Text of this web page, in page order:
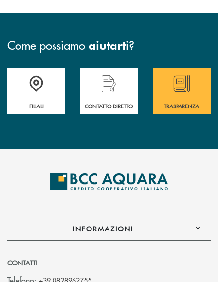
Come possiamo aiutarti?
Trova la filiale più vicina a te
FILIALI
Hai bisogno di assistenza immediata ?
CONTATTO DIRETTO
Hai bisogno di
TRASPARENZA
INFORMAZIONI
CONTATTI